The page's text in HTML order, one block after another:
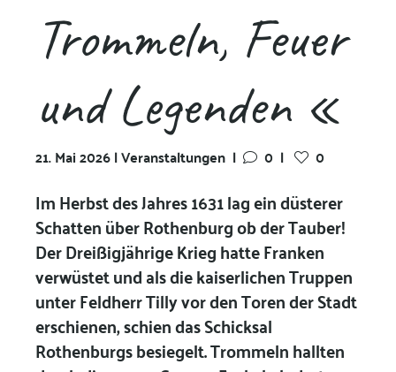
Trommeln, Feuer
und Legenden «
21. Mai 2026 | Veranstaltungen | 0 | 0
Im Herbst des Jahres 1631 lag ein düsterer
Schatten über Rothenburg ob der Tauber!
Der Dreißigjährige Krieg hatte Franken
verwüstet und als die kaiserlichen Truppen
unter Feldherr Tilly vor den Toren der Stadt
erschienen, schien das Schicksal
Rothenburgs besiegelt. Trommeln hallten